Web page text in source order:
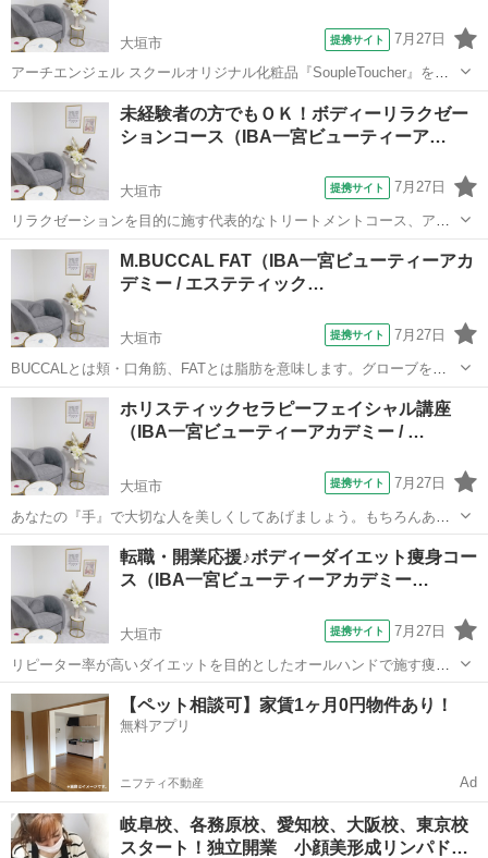
大垣市 提携サイト 7月27日
アーチエンジェル スクールオリジナル化粧品『SoupleToucher』を使
用したラグジュアリーフェイシャル トリートメントコース 60 分の知
識・技術が学べるコースです。 本物を望む女性のために出来上がった
オ ールハンドで...
岐阜 大垣市 エステ
未経験者の方でもＯＫ！ボディーリラクゼー
ションコース（IBA一宮ビューティーア…
大垣市 提携サイト 7月27日
リラクゼーションを目的に施す代表的なトリートメントコース、アロ
マトリートメントは日本人が好むバリ式で、また特徴の強い体質改善
やスピリチュアルトリートメントでもあるインド由来のアーユルヴェ
ーダーコース、オプションメニューとして...
岐阜 大垣市 エステ
M.BUCCAL FAT（IBA一宮ビューティーアカ
デミー / エステティック…
大垣市 提携サイト 7月27日
BUCCALとは頬・口角筋、FATとは脂肪を意味します。グローブをつ
けた手で口の中や周辺の脂肪を専用のマッサージジェル『SOUPLR
TOUCHERモンシェアジェル&ビジューローション』を使用してマッサ
ージをします。顔面筋の...
岐阜 大垣市 エステ
ホリスティックセラピーフェイシャル講座
（IBA一宮ビューティーアカデミー / …
大垣市 提携サイト 7月27日
あなたの『手』で大切な人を美しくしてあげましょう。もちろんあな
たの『き・れ・い』も手に入れられます。 理論ではどうして肌は老化
するのか？どうすれば美しい肌を長く保てるのか？既に老化した肌を
改善する方法は？など自分自身のケア法...
岐阜 大垣市 エステ
転職・開業応援♪ボディーダイエット痩身コー
ス（IBA一宮ビューティーアカデミー…
大垣市 提携サイト 7月27日
リピーター率が高いダイエットを目的としたオールハンドで施す痩身
コース、インドスリミングトリートメントとリバウンドをさせないた
めの、体質改善を目指すインド由来のアーユルヴェーダーコース、排
泄を促す腸動セラピーコースの全てがが学...
岐阜 大垣市 エステ
【ペット相談可】家賃1ヶ月0円物件あり！
無料アプリ
ニフティ不動産 Ad
岐阜校、各務原校、愛知校、大阪校、東京校
スタート！独立開業 小顔美形成リンパド…